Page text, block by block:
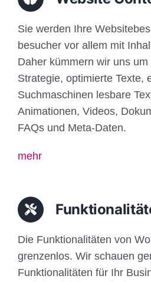
Sie werden Ihre
besucher vor allem mit
Daher kümmern wir uns
Strategie, optimierte Texte,
Suchmaschinen lesbare
Animationen, Videos,
FAQs und Meta-Daten.
mehr
Die Funktionalitäten von
grenzenlos. Wir schauen
Funktionalitäten für Ihr